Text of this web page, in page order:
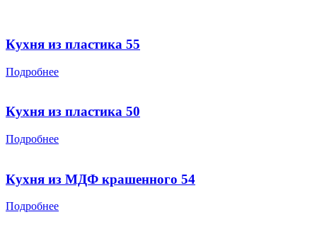
Кухня из пластика 55
Подробнее
Кухня из пластика 50
Подробнее
Кухня из МДФ крашенного 54
Подробнее